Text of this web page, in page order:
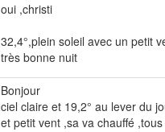
oui ,christi
32,4°,plein soleil avec un petit
très bonne nuit
Bonjour
ciel claire et 19,2° au lever du
et petit vent ,sa va chauffé